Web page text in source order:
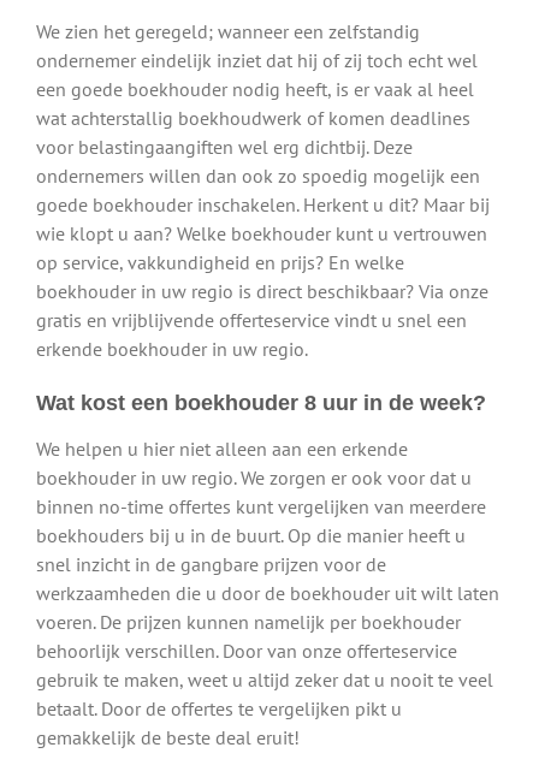
We zien het geregeld; wanneer een zelfstandig
ondernemer eindelijk inziet dat hij of zij toch echt wel
een goede boekhouder nodig heeft, is er vaak al heel
wat achterstallig boekhoudwerk of komen deadlines
voor belastingaangiften wel erg dichtbij. Deze
ondernemers willen dan ook zo spoedig mogelijk een
goede boekhouder inschakelen. Herkent u dit? Maar bij
wie klopt u aan? Welke boekhouder kunt u vertrouwen
op service, vakkundigheid en prijs? En welke
boekhouder in uw regio is direct beschikbaar? Via onze
gratis en vrijblijvende offerteservice vindt u snel een
erkende boekhouder in uw regio.
Wat kost een boekhouder 8 uur in de week?
We helpen u hier niet alleen aan een erkende
boekhouder in uw regio. We zorgen er ook voor dat u
binnen no-time offertes kunt vergelijken van meerdere
boekhouders bij u in de buurt. Op die manier heeft u
snel inzicht in de gangbare prijzen voor de
werkzaamheden die u door de boekhouder uit wilt laten
voeren. De prijzen kunnen namelijk per boekhouder
behoorlijk verschillen. Door van onze offerteservice
gebruik te maken, weet u altijd zeker dat u nooit te veel
betaalt. Door de offertes te vergelijken pikt u
gemakkelijk de beste deal eruit!